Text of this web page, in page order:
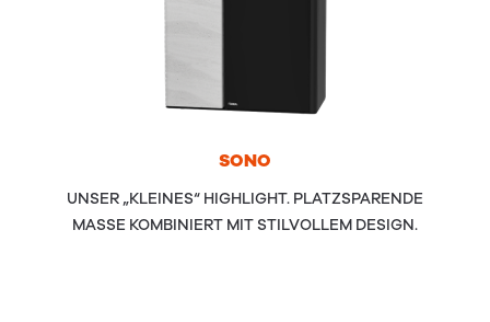
SONO
UNSER „KLEINES“ HIGHLIGHT. PLATZSPARENDE
MASSE KOMBINIERT MIT STILVOLLEM DESIGN.